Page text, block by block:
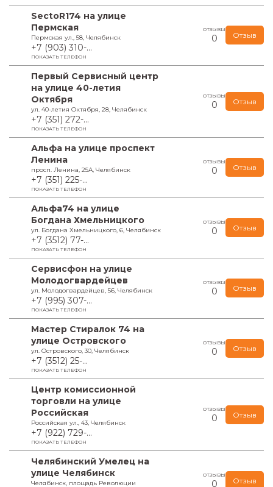
SectoR174 на улице
Пермская
Пермская ул., 58, Челябинск
+7 (903) 310-...
ПОКАЗАТЬ ТЕЛЕФОН
ОТЗЫВЫ
0 Отзыв
Первый Сервисный центр
на улице 40-летия
Октября
ул. 40-летия Октября, 28, Челябинск
+7 (351) 272-...
ПОКАЗАТЬ ТЕЛЕФОН
ОТЗЫВЫ
0 Отзыв
Альфа на улице проспект
Ленина
просп. Ленина, 25А, Челябинск
+7 (351) 225-...
ПОКАЗАТЬ ТЕЛЕФОН
ОТЗЫВЫ
0 Отзыв
Альфа74 на улице
Богдана Хмельницкого
ул. Богдана Хмельницкого, 6, Челябинск
+7 (3512) 77-...
ПОКАЗАТЬ ТЕЛЕФОН
ОТЗЫВЫ
0 Отзыв
Сервисфон на улице
Молодогвардейцев
ул. Молодогвардейцев, 56, Челябинск
+7 (995) 307-...
ПОКАЗАТЬ ТЕЛЕФОН
ОТЗЫВЫ
0 Отзыв
Мастер Стиралок 74 на
улице Островского
ул. Островского, 30, Челябинск
+7 (3512) 25-...
ПОКАЗАТЬ ТЕЛЕФОН
ОТЗЫВЫ
0 Отзыв
Центр комиссионной
торговли на улице
Российская
Российская ул., 43, Челябинск
+7 (922) 729-...
ПОКАЗАТЬ ТЕЛЕФОН
ОТЗЫВЫ
0 Отзыв
Челябинский Умелец на
улице Челябинск
Челябинск, площадь Революции
ОТЗЫВЫ
0 Отзыв